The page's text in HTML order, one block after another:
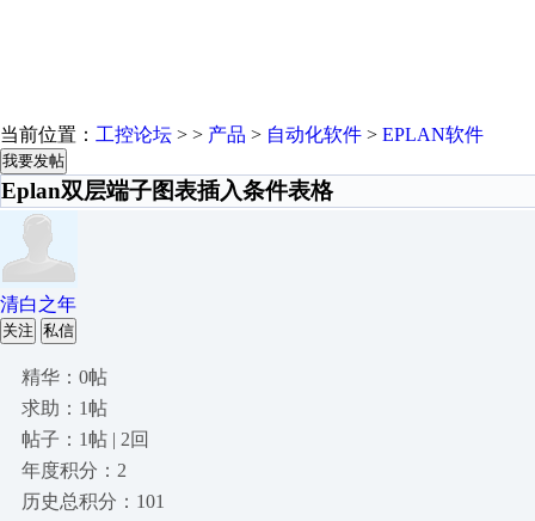
当前位置： 工控论坛 > > 产品 > 自动化软件 > EPLAN软件
我要发帖
Eplan双层端子图表插入条件表格
清白之年
关注 私信
精华：0帖
求助：1帖
帖子：1帖 | 2回
年度积分：2
历史总积分：101